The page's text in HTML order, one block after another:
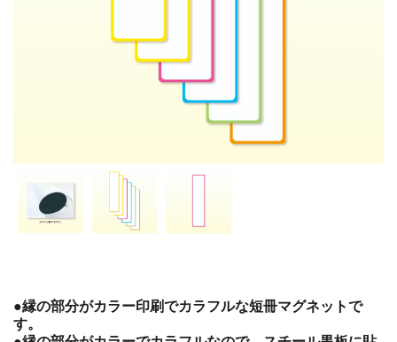
●縁の部分がカラー印刷でカラフルな短冊マグネットで
す。